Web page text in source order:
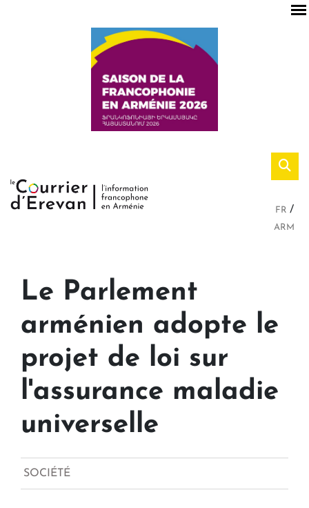
FR
ARM
Le Parlement
arménien adopte le
projet de loi sur
l'assurance maladie
universelle
SOCIÉTÉ